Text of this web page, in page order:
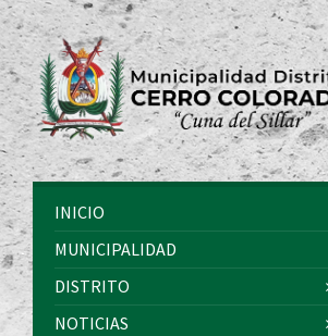
INICIO
MUNICIPALIDAD
DISTRITO
NOTICIAS